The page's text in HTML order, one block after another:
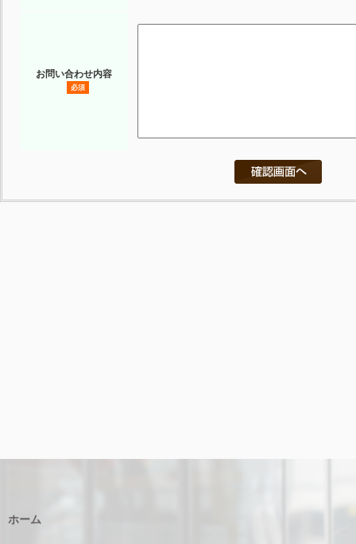
お問い合わせ内容
必須
ホーム